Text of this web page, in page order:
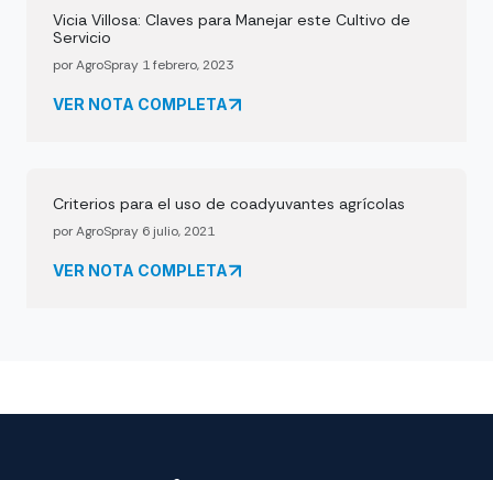
Vicia Villosa: Claves para Manejar este Cultivo de
Servicio
por AgroSpray 1 febrero, 2023
VER NOTA COMPLETA
Criterios para el uso de coadyuvantes agrícolas
por AgroSpray 6 julio, 2021
VER NOTA COMPLETA